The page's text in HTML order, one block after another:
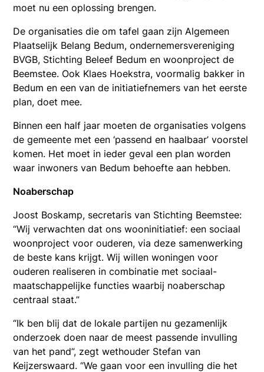
moet nu een oplossing brengen.
De organisaties die om tafel gaan zijn Algemeen
Plaatselijk Belang Bedum, ondernemersvereniging
BVGB, Stichting Beleef Bedum en woonproject de
Beemstee. Ook Klaes Hoekstra, voormalig bakker in
Bedum en een van de initiatiefnemers van het eerste
plan, doet mee.
Binnen een half jaar moeten de organisaties volgens
de gemeente met een ‘passend en haalbaar’ voorstel
komen. Het moet in ieder geval een plan worden
waar inwoners van Bedum behoefte aan hebben.
Noaberschap
Joost Boskamp, secretaris van Stichting Beemstee:
“Wij verwachten dat ons wooninitiatief: een sociaal
woonproject voor ouderen, via deze samenwerking
de beste kans krijgt. Wij willen woningen voor
ouderen realiseren in combinatie met sociaal-
maatschappelijke functies waarbij noaberschap
centraal staat.”
“Ik ben blij dat de lokale partijen nu gezamenlijk
onderzoek doen naar de meest passende invulling
van het pand”, zegt wethouder Stefan van
Keijzerswaard. “We gaan voor een invulling die het